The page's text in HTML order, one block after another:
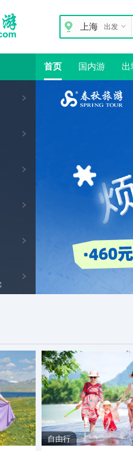
上海 出发
首页 国内游
自由行